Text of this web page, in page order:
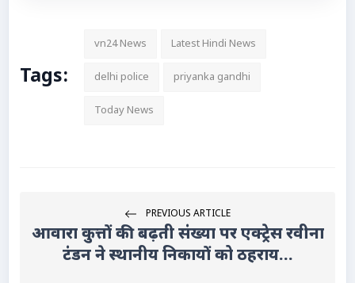
Tags:
vn24 News Latest Hindi News
delhi police priyanka gandhi
Today News
PREVIOUS ARTICLE
आवारा कुत्तों की बढ़ती संख्या पर एक्ट्रेस रवीना
टंडन ने स्थानीय निकायों को ठहराय...